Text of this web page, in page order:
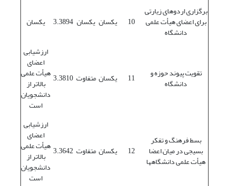
برگزاری اردوهای زیارتی
برای اعضای هیأت علمی
دانشگاه
10 یکسان یکسان 3.3894 یکسان
تقویت پیوند حوزه و
دانشگاه 11 یکسان متفاوت 3.3810
ارزشیابی
اعضای
هیأت علمی
بالاتر از
دانشجویان
است
بسط فرهنگ و تفکر
بسیجی در میان اعضا
هیأت علمی دانشگاهها
12 یکسان متفاوت 3.3642
ارزشیابی
اعضای
هیأت علمی
بالاتر از
دانشجویان
است